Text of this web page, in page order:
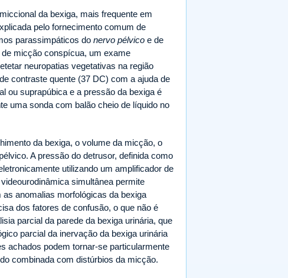
da bexiga, mais frequente em
pelo fornecimento comum de
parassimpáticos do nervo pélvico e de
micção conspícua, um exame
neuropatias vegetativas na região
contraste quente (37 DC) com a ajuda de
ou suprapúbica e a pressão da bexiga é
uma sonda com balão cheio de líquido no
da bexiga, o volume da micção, o
A pressão do detrusor, definida como
utilizando um amplificador de
simultânea permite
anomalias morfológicas da bexiga
dos fatores de confusão, o que não é
parcial da parede da bexiga urinária, que
parcial da inervação da bexiga urinária
achados podem tornar-se particularmente
combinada com distúrbios da micção.